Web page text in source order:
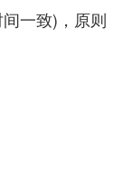
一致)，原则